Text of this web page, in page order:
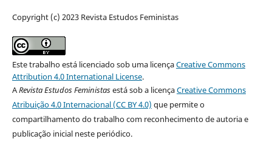
Copyright (c) 2023 Revista Estudos Feministas
Este trabalho está licenciado sob uma licençaCreative Commons
Attribution 4.0 International License.
ARevista Estudos Feministasestá sob a licençaCreative Commons
Atribuição 4.0 Internacional (CC BY 4.0) que permite o
compartilhamento do trabalho com reconhecimento de autoria e
publicação inicial neste periódico.